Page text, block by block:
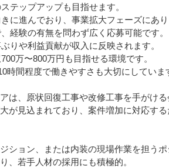
テップアップも目指せます。
に進んでおり、事業拡大フェーズにあり
経験の有無を問わず広く応募可能です。
りや利益貢献が収入に反映されます。
万〜800万円も目指せる環境です。
間程度で働きやすさも大切にしていま
は、原状回復工事や改修工事を手がける
が見込まれており、案件増加に対応す
ション、または内装の現場作業を担うポ
、若手人材の採用にも積極的。